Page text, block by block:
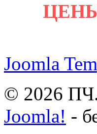
ЦЕНЫ
Joomla
© 2026
Joomla! -